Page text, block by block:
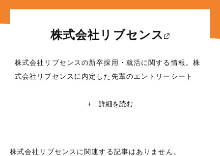
株式会社リブセンス
株式会社リブセンスの新卒採用・就活に関する情報。株
式会社リブセンスに内定した先輩のエントリーシート
立つ情報満載！東京大学・京都大学在籍の現役学生ライ
+ 詳細を読む
株式会社リブセンスに関連する記事はありません。